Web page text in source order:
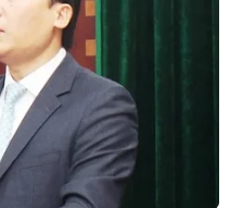
an xã tử
lũ
an xã Nghi Sơn,